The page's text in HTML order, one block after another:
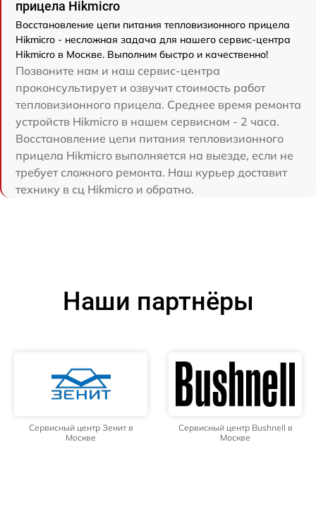
прицела Hikmicro
Восстановление цепи питания тепловизионного прицела
Hikmicro - несложная задача для нашего сервис-центра
Hikmicro в Москве. Выполним быстро и качественно!
Позвоните нам и наш сервис-центра
проконсультирует и озвучит стоимость работ
тепловизионного прицела. Среднее время ремонта
устройств Hikmicro в нашем сервисном - 2 часа.
Восстановление цепи питания тепловизионного
прицела Hikmicro выполняется на выезде, если не
требует сложного ремонта. Наш курьер доставит
технику в сц Hikmicro и обратно.
Наши партнёры
Сервисный центр Зенит в
Москве
Сервисный центр Bushnell в
Москве